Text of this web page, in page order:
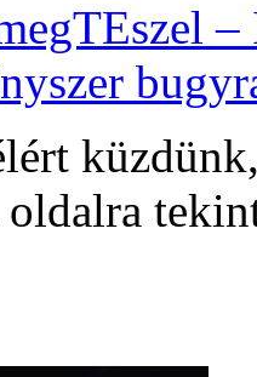
–
oldalra